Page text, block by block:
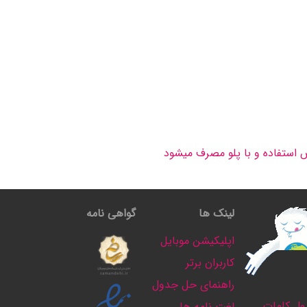
استفاده و با پلو مصرف میشود
لینک ها
اپلیکیشن موبایل
کاربران برتر
راهنمای حل جدول
گواهی نامه